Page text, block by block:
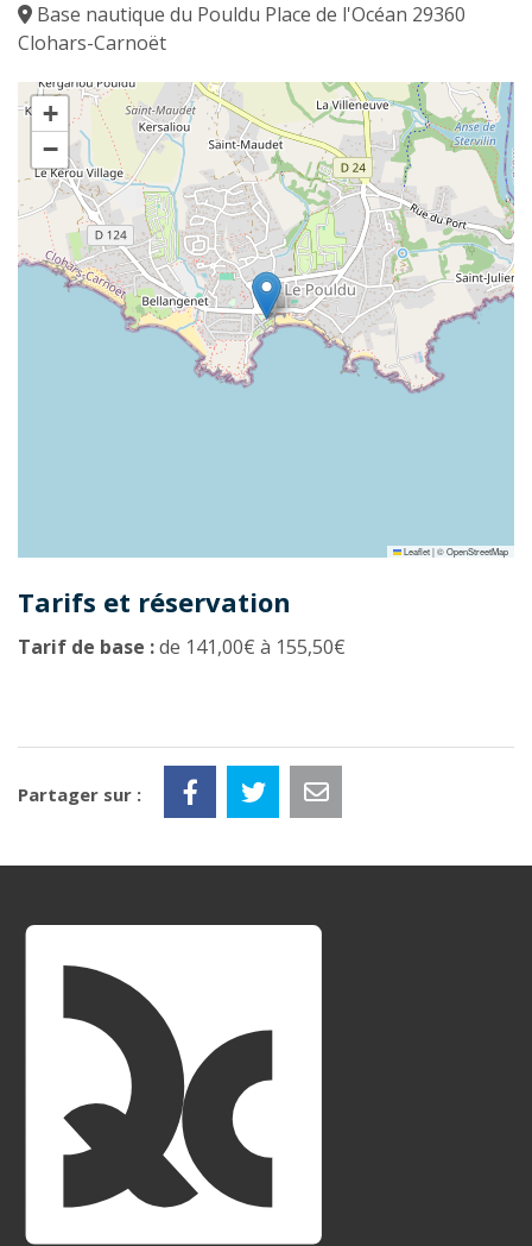
Base nautique du Pouldu Place de l'Océan 29360
Clohars-Carnoët
+
−
Leaflet|©OpenStreetMap
Tarifs et réservation
Tarif de base :de 141,00€ à 155,50€
Partager sur :